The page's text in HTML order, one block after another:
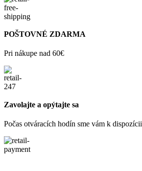
POŠTOVNÉ ZDARMA
Pri nákupe nad 60€
Zavolajte a opýtajte sa
Počas otváracích hodín sme vám k dispozícii